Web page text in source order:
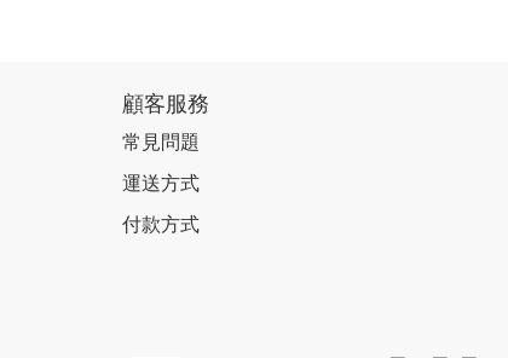
顧客服務
常見問題
運送方式
付款方式